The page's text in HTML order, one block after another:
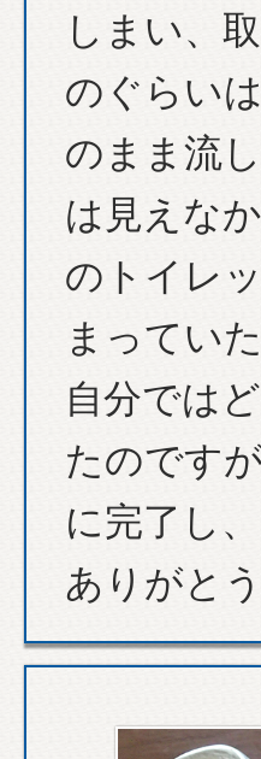
しまい、
のぐらい
のまま流
は見えな
のトイレ
まってい
自分では
たのです
に完了し
ありがと